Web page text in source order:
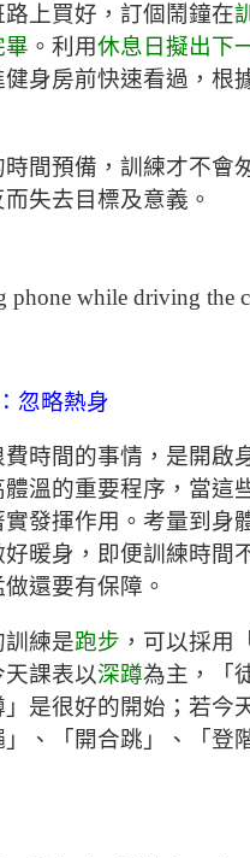
上買好，訂個鬧鐘在
畢 。利用休息日擬出下
健身房前快速看過，根
間預備，訓練才不會
失去目標及意義。
忽略熱身
時間的事情，是開啟
溫的重要程序，當這
發揮作用。考量到身
暖身，即便訓練時間
還要有保障。
練是跑步 ，可以採用
課表以深蹲為主，「
」是很好的開始；若今
」、「開合跳」、「登